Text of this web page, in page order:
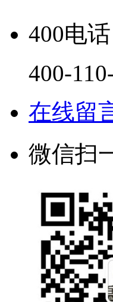
400电话
400-
在线留
微信扫